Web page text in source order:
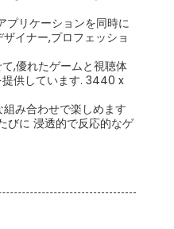
プリケーションを同時に
イナー,プロフェッショ
,優れたゲームと視聴体
提供しています. 3440 x
み合わせで楽しめます
びに 浸透的で反応的なゲ